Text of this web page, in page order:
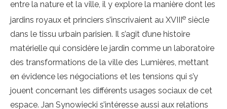
entre la nature et la ville, il y explore la manière dont les
jardins royaux et princiers s’inscrivaient au XVIII e siècle
dans le tissu urbain parisien. Il s’agit d’une histoire
matérielle qui considère le jardin comme un laboratoire
des transformations de la ville des Lumières, mettant
en évidence les négociations et les tensions qui s’y
jouent concernant les différents usages sociaux de cet
espace. Jan Synowiecki s’intéresse aussi aux relations